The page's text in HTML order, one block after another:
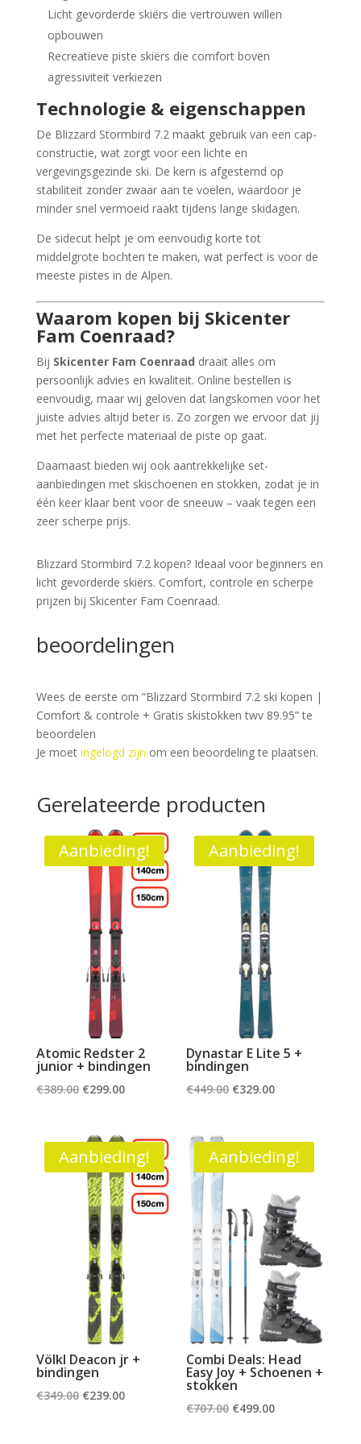
Licht gevorderde skiërs die vertrouwen willen
opbouwen
Recreatieve piste skiërs die comfort boven
agressiviteit verkiezen
Technologie & eigenschappen
De Blizzard Stormbird 7.2 maakt gebruik van een cap-
constructie, wat zorgt voor een lichte en
vergevingsgezinde ski. De kern is afgestemd op
stabiliteit zonder zwaar aan te voelen, waardoor je
minder snel vermoeid raakt tijdens lange skidagen.
De sidecut helpt je om eenvoudig korte tot
middelgrote bochten te maken, wat perfect is voor de
meeste pistes in de Alpen.
Waarom kopen bij Skicenter
Fam Coenraad?
Bij Skicenter Fam Coenraad draait alles om
persoonlijk advies en kwaliteit. Online bestellen is
eenvoudig, maar wij geloven dat langskomen voor het
juiste advies altijd beter is. Zo zorgen we ervoor dat jij
met het perfecte materiaal de piste op gaat.
Daarnaast bieden wij ook aantrekkelijke set-
aanbiedingen met skischoenen en stokken, zodat je in
één keer klaar bent voor de sneeuw – vaak tegen een
zeer scherpe prijs.
Blizzard Stormbird 7.2 kopen? Ideaal voor beginners en
licht gevorderde skiërs. Comfort, controle en scherpe
prijzen bij Skicenter Fam Coenraad.
beoordelingen
Wees de eerste om “Blizzard Stormbird 7.2 ski kopen |
Comfort & controle + Gratis skistokken twv 89.95” te
beoordelen
Je moet ingelogd zijn om een beoordeling te plaatsen.
Gerelateerde producten
Aanbieding!
Atomic Redster 2
junior + bindingen
€389.00 Oorspronkelijke
€389.00.
€299.00Huidige
€299.00.
Aanbieding!
Dynastar E Lite 5 +
bindingen
€449.00 Oorspronkelijke
€449.00.
€329.00Huidige
€329.00.
Aanbieding!
Völkl Deacon jr +
bindingen
€349.00 Oorspronkelijke
€239.00Huidige
Aanbieding!
Combi Deals: Head
Easy Joy + Schoenen +
stokken
€707.00 Oorspronkelijke
€499.00Huidige